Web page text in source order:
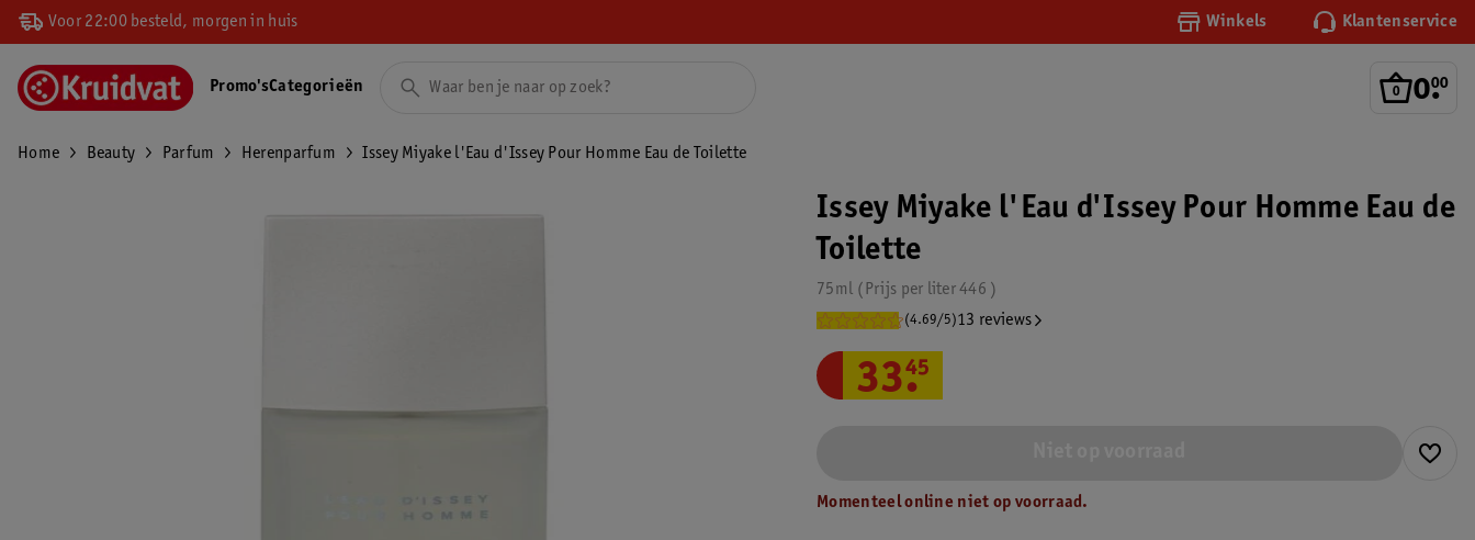
Voor 22:00 besteld, morgen in huis Winkels Klantenservice
0.
00
Promo'sCategorieën
Home Beauty Parfum Herenparfum Issey Miyake l'Eau d'Issey Pour Homme Eau de Toilette
Issey Miyake l'Eau d'Issey Pour Homme Eau de
Toilette
75ml 446
Prijs per liter
(4.69/5)13 reviews
33.
45
Momenteel online niet op voorraad.